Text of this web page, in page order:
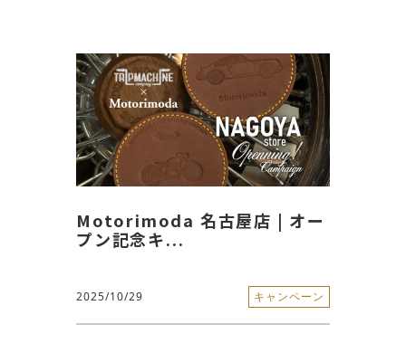
Motorimoda 名古屋店 | オー
プン記念キ...
2025/10/29 キャンペーン